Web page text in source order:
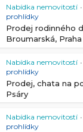
Nabídka nemovitostí •
prohlídky
Prodej rodinného
Broumarská,
Nabídka nemovitostí •
prohlídky
Prodej, chata na
Psáry
Nabídka nemovitostí •
prohlídky